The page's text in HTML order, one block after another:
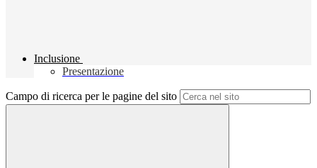
Inclusione
Presentazione
Campo di ricerca per le pagine del sito